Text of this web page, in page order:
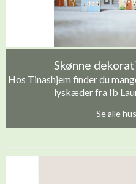
Skønne
Hos Tinashjem finder du
lyskæder fra Ib
Se alle